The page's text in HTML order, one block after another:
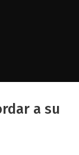
a su